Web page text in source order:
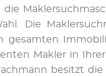
die
Die
ge­sam­ten
Mak­ler in
be­sitzt